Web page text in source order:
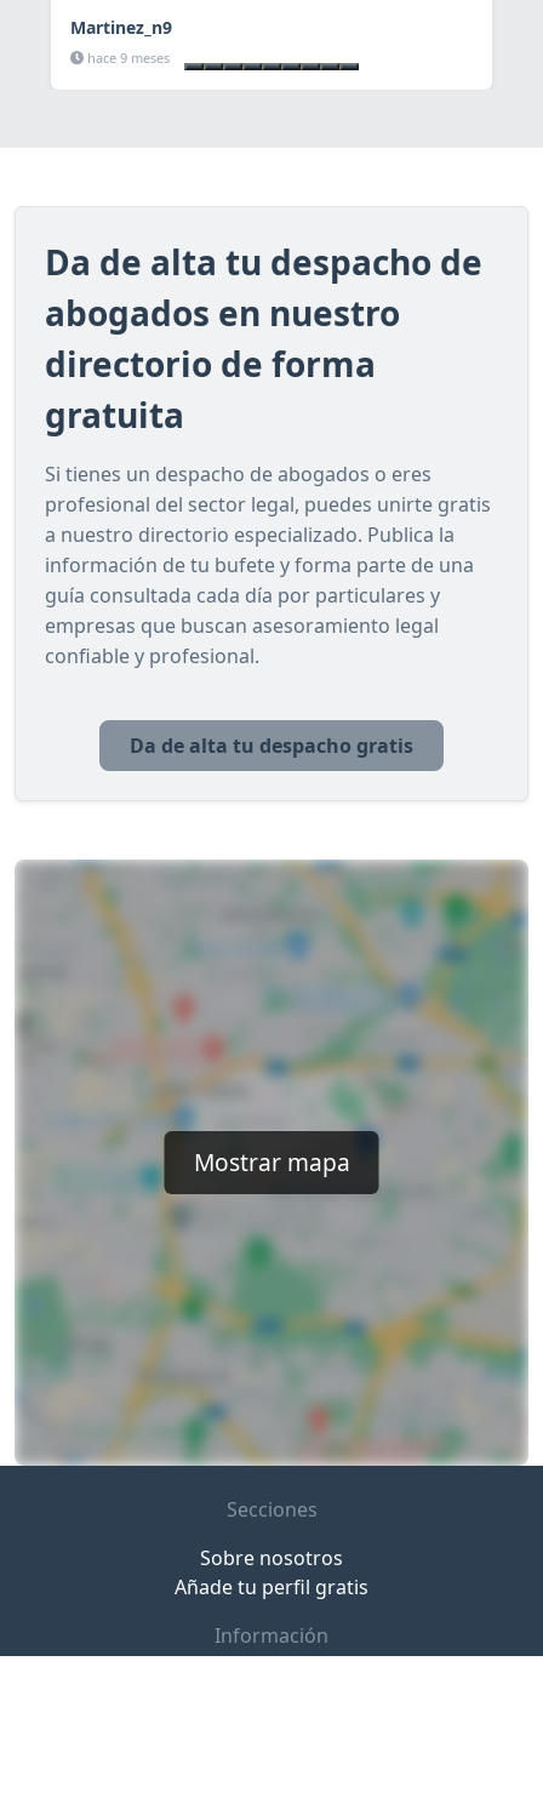
Martinez_n9
hace 9 meses
Da de alta tu despacho de
abogados en nuestro
directorio de forma
gratuita
Si tienes un despacho de abogados o eres
profesional del sector legal, puedes unirte gratis
a nuestro directorio especializado. Publica la
información de tu bufete y forma parte de una
guía consultada cada día por particulares y
empresas que buscan asesoramiento legal
confiable y profesional.
Da de alta tu despacho gratis
Mostrar mapa
Secciones
Sobre nosotros
Añade tu perfil gratis
Información